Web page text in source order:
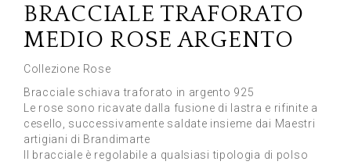
BRACCIALE TRAFORATO
MEDIO ROSE ARGENTO
Collezione Rose
Bracciale schiava traforato in argento 925
Le rose sono ricavate dalla fusione di lastra e rifinite a
cesello, successivamente saldate insieme dai Maestri
artigiani di Brandimarte
Il bracciale è regolabile a qualsiasi tipologia di polso